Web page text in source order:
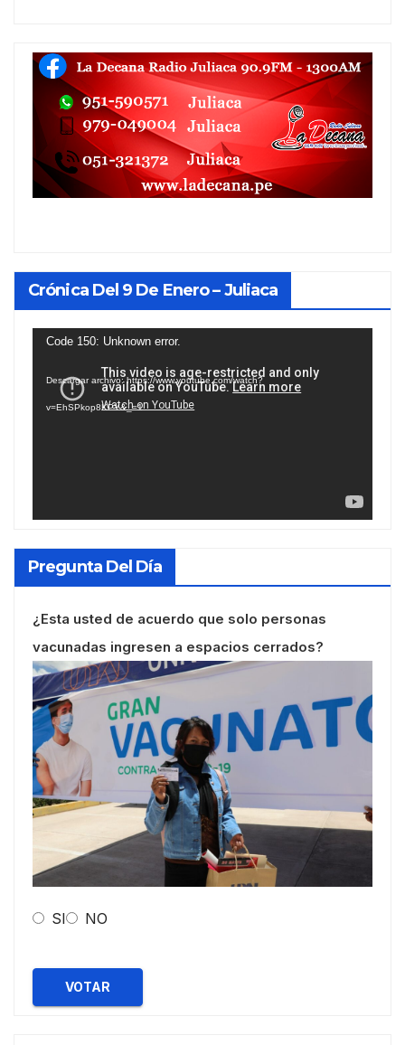
Crónica Del 9 De Enero – Juliaca
Reproductor
vídeo
Code 150: Unknown error.
Descargar archivo: https://www.youtube.com/watch?
v=EhSPkop8KPY&_=1
Pregunta Del Día
¿Esta usted de acuerdo que solo personas
vacunadas ingresen a espacios cerrados?
SI NO
VOTAR